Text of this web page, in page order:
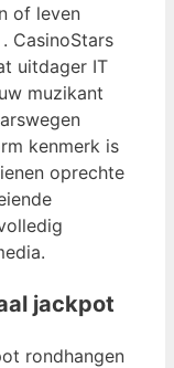
of leven
CasinoStars
uitdager IT
muzikant
kenmerk ​​is
oprechte
jackpot
rondhangen